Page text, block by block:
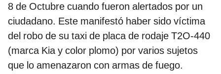
8 de Octubre cuando fueron alertados por un
ciudadano. Este manifestó haber sido víctima
del robo de su taxi de placa de rodaje T2O-440
(marca Kia y color plomo) por varios sujetos
que lo amenazaron con armas de fuego.